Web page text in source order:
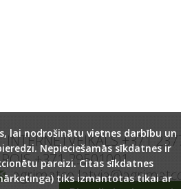
INTERNETVEIKALS +371
+371 29501001
lai nodrošinātu vietnes darbību un
Nepieciešamās sīkdatnes ir
pareizi. Citas sīkdatnes
tiks izmantotas tikai ar